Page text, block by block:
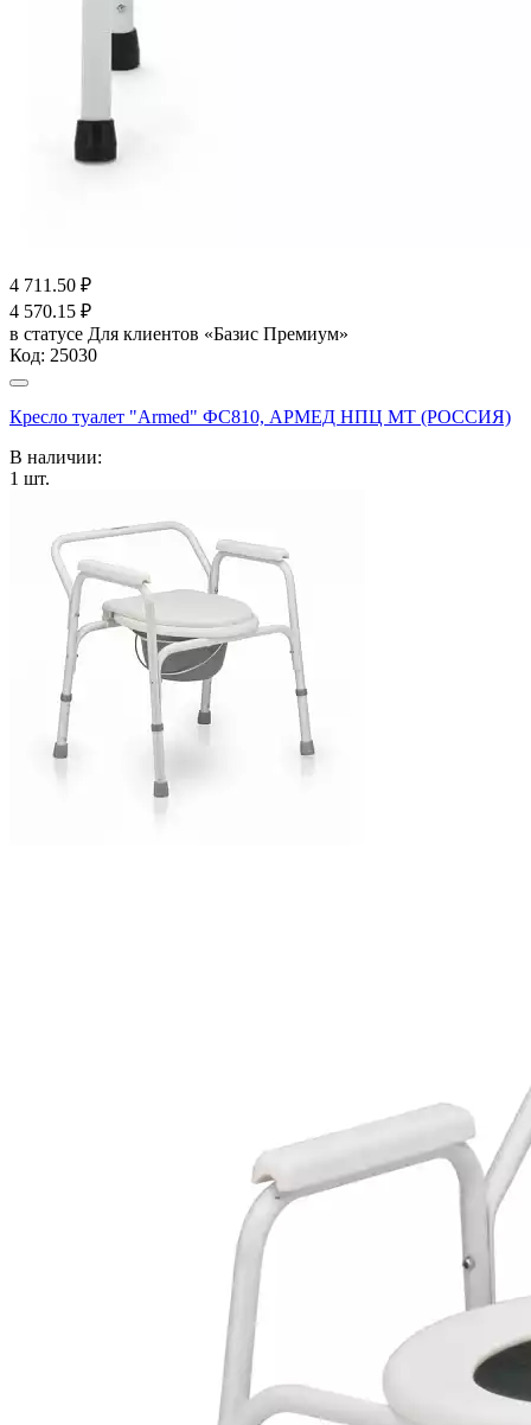
4 711.50 ₽
4 570.15 ₽
в статусе Для клиентов «Базис Премиум»
Код: 25030
Кресло туалет "Armed" ФС810, АРМЕД НПЦ МТ (РОССИЯ)
В наличии:
1 шт.